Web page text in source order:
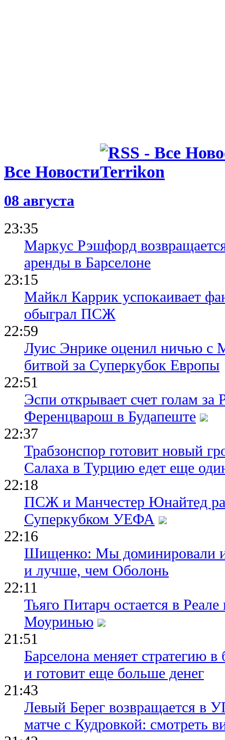
Все Новости
08 августа
23:35
Маркус Рэшфорд
аренды в Барселоне
23:15
Майкл Каррик успокаивает
обыграл ПСЖ
22:59
Луис Энрике оценил ничью с
битвой за Суперкубок Европы
22:51
Эспи открывает счет голам
Ференцварош в Будапеште
22:37
Трабзонспор готовит новый
Салаха в Турцию едет еще
22:18
ПСЖ и Манчестер Юнайтед
Суперкубком УЕФА
22:16
Шищенко: Мы доминировали
и лучше, чем Оболонь
22:11
Тьяго Питарч остается в
Моуринью
21:51
Барселона меняет стратегию
и готовит еще больше денег
21:43
Левый Берег возвращается в
матче с Кудровкой: смотреть